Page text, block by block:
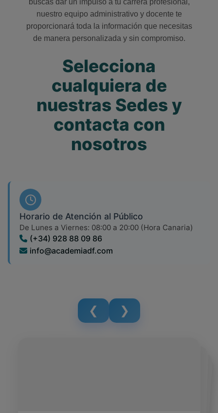
buscas dar un impulso a tu carrera profesional,
nuestro equipo administrativo y docente te
proporcionará toda la información que necesitas
de manera personalizada y sin compromiso.
Selecciona
cualquiera de
nuestras Sedes y
contacta con
nosotros
Horario de Atención al Público
De Lunes a Viernes: 08:00 a 20:00 (Hora Canaria)
(+34) 928 88 09 86
info@academiadf.com
❮ ❯